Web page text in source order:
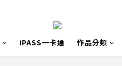
iPASS一卡通 作品分類